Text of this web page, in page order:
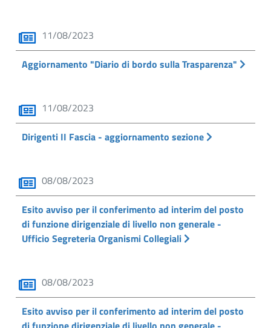
11/08/2023
Aggiornamento "Diario di bordo sulla Trasparenza"
11/08/2023
Dirigenti II Fascia - aggiornamento sezione
08/08/2023
Esito avviso per il conferimento ad interim del posto
di funzione dirigenziale di livello non generale -
Ufficio Segreteria Organismi Collegiali
08/08/2023
Esito avviso per il conferimento ad interim del posto